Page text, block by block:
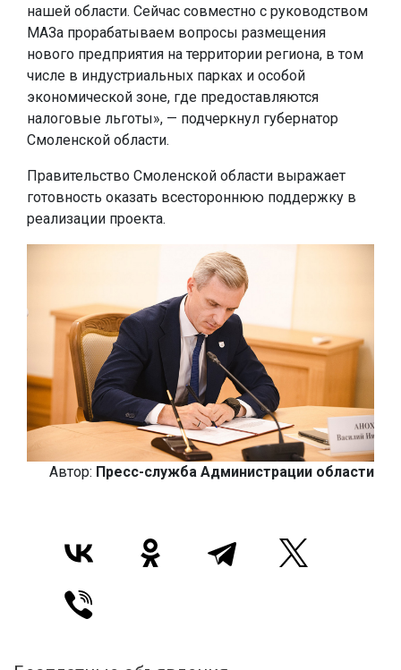
нашей области. Сейчас совместно с руководством
МАЗа прорабатываем вопросы размещения
нового предприятия на территории региона, в том
числе в индустриальных парках и особой
экономической зоне, где предоставляются
налоговые льготы», — подчеркнул губернатор
Смоленской области.
Правительство Смоленской области выражает
готовность оказать всестороннюю поддержку в
реализации проекта.
Автор: Пресс-служба Администрации области